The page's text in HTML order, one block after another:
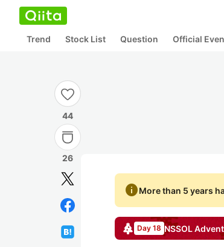
Trend Stock List Question Official
44
26
infoMore than 5 years
Day 18 NSSOL